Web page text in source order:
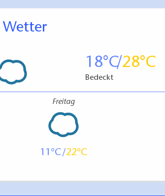
Wetter
18 28
Bedeckt
Freitag
11 22